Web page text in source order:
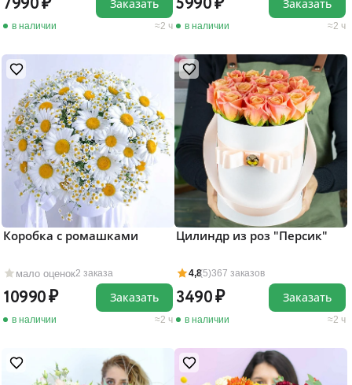
в наличии 2 ч
Заказать
в наличии 2 ч
Заказать
мало оценок2 заказа
Коробка с ромашками
10990
в наличии 2 ч
Заказать
4,8(5)367 заказов
Цилиндр из роз "Персик"
3490
в наличии 2 ч
Заказать